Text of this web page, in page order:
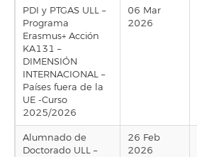
PDI y PTGAS ULL –
Programa
Erasmus+ Acción
KA131 –
DIMENSIÓN
INTERNACIONAL –
Países fuera de la
UE -Curso
2025/2026
06 Mar
2026
Alumnado de
Doctorado ULL –
26 Feb
2026